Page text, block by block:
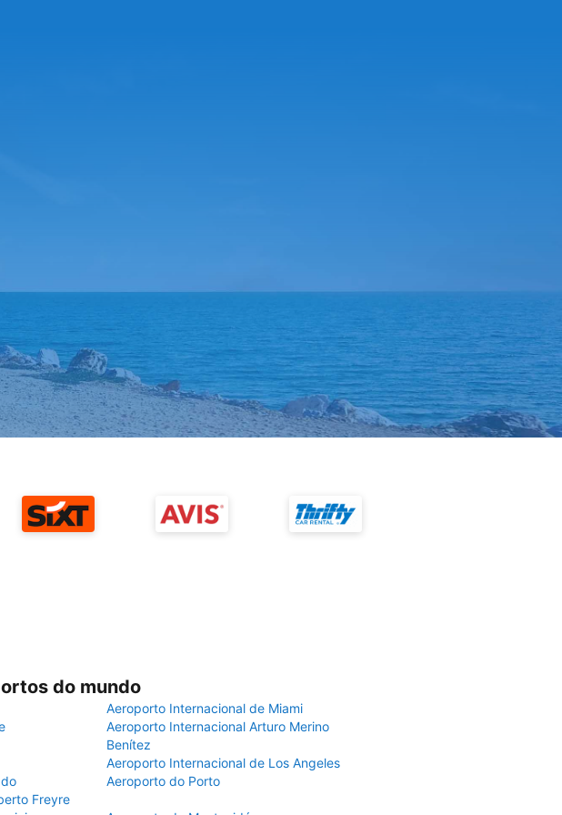
do mundo
Aeroporto Internacional de Miami
Aeroporto Internacional Arturo Merino
Benítez
Aeroporto Internacional de Los Angeles
Freyre
Aeroporto do Porto